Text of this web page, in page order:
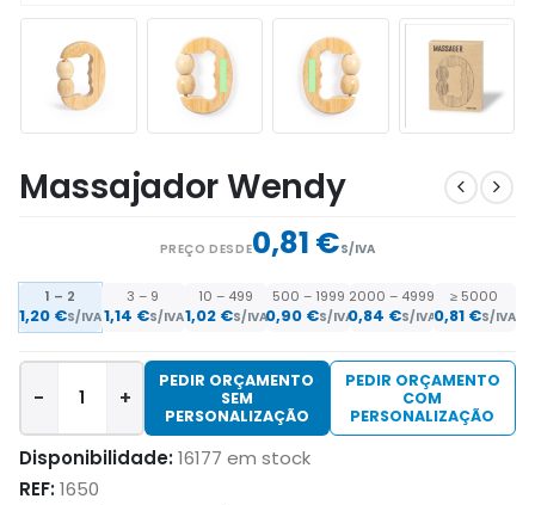
Massajador Wendy
PREÇO DESDE0,81 €S/IVA
1 – 2
1,20 €S/IVA
3 – 9
1,14 €S/IVA
10 – 499
1,02 €S/IVA
500 – 1999
0,90 €S/IVA
2000 – 4999
0,84 €S/IVA
≥ 5000
0,81 €S/IVA
- +
PEDIR ORÇAMENTO
SEM
PERSONALIZAÇÃO
PEDIR ORÇAMENTO
COM
PERSONALIZAÇÃO
Disponibilidade:16177 em stock
REF:1650